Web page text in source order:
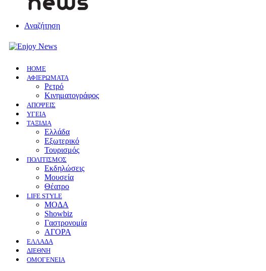
Αναζήτηση
HOME
ΑΦΙΕΡΩΜΑΤΑ
Ρετρό
Κινηματογράφος
ΑΠΟΨΕΙΣ
ΥΓΕΙΑ
ΤΑΞΙΔΙΑ
Ελλάδα
Εξωτερικό
Τουρισμός
ΠΟΛΙΤΙΣΜΟΣ
Eκδηλώσεις
Mουσεία
Θέατρο
LIFE STYLE
ΜΟΔΑ
Showbiz
Γαστρονομία
ΑΓΟΡΑ
ΕΛΛΆΔΑ
ΔΙΕΘΝΉ
ΟΜΟΓΈΝΕΙΑ